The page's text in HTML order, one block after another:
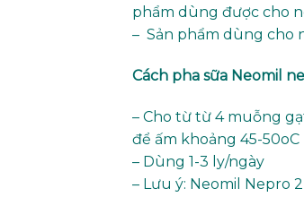
phẩm dùng được cho
– Sản phẩm dùng cho
Cách pha sữa Neomil
– Cho từ từ 4 muỗng
để ấm khoảng 45-50oC
– Dùng 1-3 ly/ngày
– Lưu ý: Neomil Nepro